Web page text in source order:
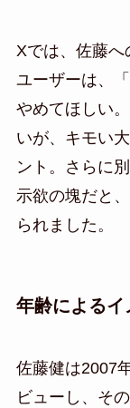
Xでは、佐藤へ
ユーザーは、
やめてほしい
いが、キモい
ント。さらに
示欲の塊だと
られました。
年齢によるイ
佐藤健は2007
ビューし、そ